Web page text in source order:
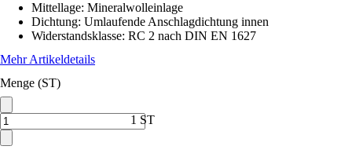
Mittellage: Mineralwolleinlage
Dichtung: Umlaufende Anschlagdichtung innen
Widerstandsklasse: RC 2 nach DIN EN 1627
Mehr Artikeldetails
Menge (ST)
1 ST